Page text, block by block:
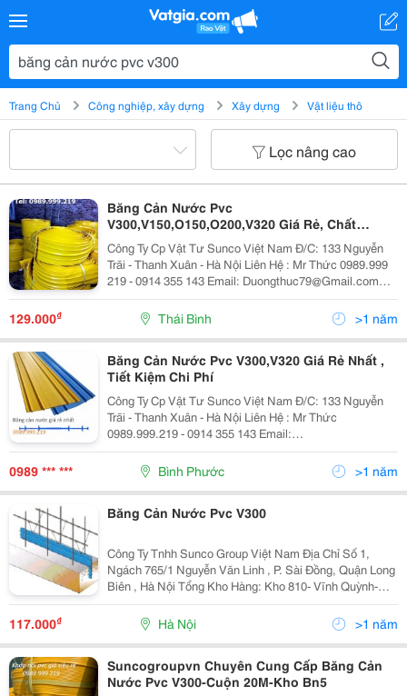
Trang Chủ Công nghiệp, xây dựng Xây dựng Vật liệu thô
Lọc nâng cao
Băng Cản Nước Pvc
V300,V150,O150,O200,V320 Giá Rẻ, Chất
Lượng
Công Ty Cp Vật Tư Sunco Việt Nam Đ/C: 133 Nguyễn
Trãi - Thanh Xuân - Hà Nội Liên Hệ : Mr Thức 0989.999
219 - 0914 355 143 Email: Duongthuc79@Gmail.com
Website: Tamcannuoc.com Waterbar V320, 200, 250,
300, 150 :Băng Pvc Chống Thấm Đàn Hồi. Wa
129.000₫ Thái Bình >1 năm
Băng Cản Nước Pvc V300,V320 Giá Rẻ Nhất ,
Tiết Kiệm Chi Phí
Công Ty Cp Vật Tư Sunco Việt Nam Đ/C: 133 Nguyễn
Trãi - Thanh Xuân - Hà Nội Liên Hệ : Mr Thức
0989.999.219 - 0914 355 143 Email:
Duongthuc79@Gmail.com Website: Tamcannuoc.com
Băng Cản Nước V200, O200, O320 , O300, O250..V.v.
Khớp Nối Pvc , Khớp
0989 *** *** Bình Phước >1 năm
Băng Cản Nước Pvc V300
Công Ty Tnhh Sunco Group Việt Nam Địa Chỉ Số 1,
Ngách 765/1 Nguyễn Văn Linh , P. Sài Đồng, Quận Long
Biên , Hà Nội Tổng Kho Hàng: Kho 810- Vĩnh Quỳnh-
Ngọc Hồi - Hà Nội Hotline : 0989 999 219 (Mr Thức)
Email : Duongthuc79@Gmail.c
117.000₫ Hà Nội >1 năm
Suncogroupvn Chuyên Cung Cấp Băng Cản
Nước Pvc V300-Cuộn 20M-Kho Bn5